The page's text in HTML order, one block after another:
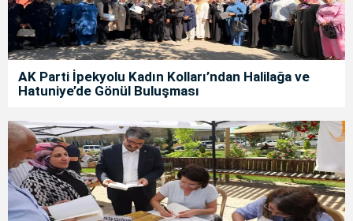
AK Parti İpekyolu Kadın Kolları’ndan Halilağa ve
Hatuniye’de Gönül Buluşması